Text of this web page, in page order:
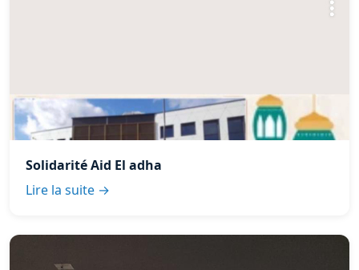
Solidarité Aid El adha
Lire la suite →